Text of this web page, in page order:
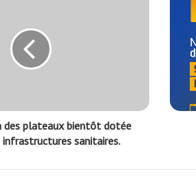
des plateaux bientôt dotée
sanitaires.